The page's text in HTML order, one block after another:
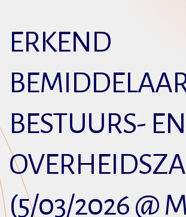
ERKEND
BESTUURS- EN
(5/03/2026 @